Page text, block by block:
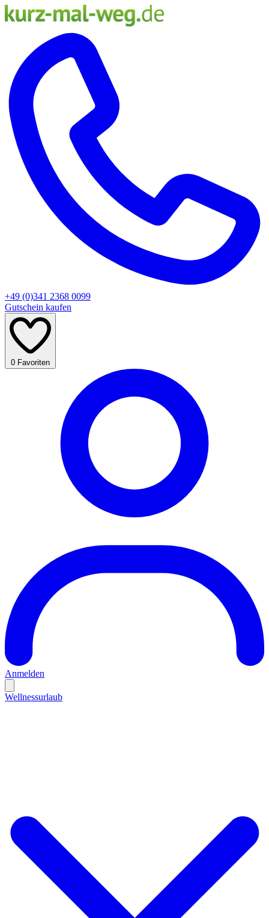
+49 (0)341 2368 0099
Gutschein kaufen
0 Favoriten
Anmelden
Wellnessurlaub